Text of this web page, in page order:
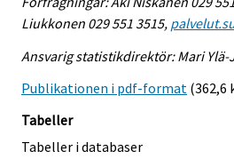
Liukkonen 029 551 3515,
Ansvarig statistikdirektör: Mari Ylä-
Publikationen i pdf-format (362,6
Tabeller
Tabeller i databaser